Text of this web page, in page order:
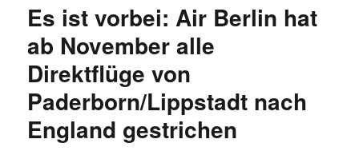
Es ist vorbei: Air Berlin hat
ab November alle
Direktflüge von
Paderborn/Lippstadt nach
England gestrichen